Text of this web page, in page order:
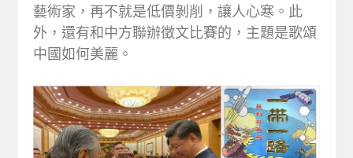
藝術家，再不就是低價剝削，讓人心寒。此
外，還有和中方聯辦徵文比賽的，主題是歌頌
中國如何美麗。